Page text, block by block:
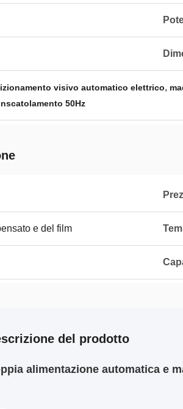
visivo automatico elettrico,
50Hz
e del film
del prodotto
alimentazione automatica e